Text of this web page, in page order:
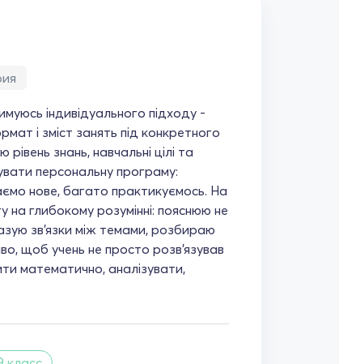
індивідуального підходу -
і зміст занять під конкретного
знань, навчальні цілі та
персональну програму:
нове, багато практикуємось. На
на глибокому розумінні: пояснюю не
зв'язки між темами, розбираю
щоб учень не просто розв'язував
математично, аналізувати,